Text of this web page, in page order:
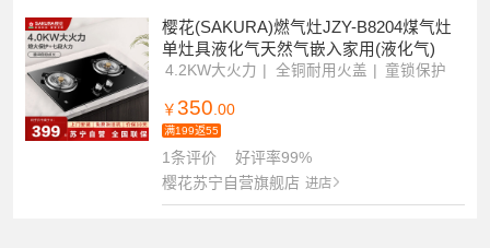
樱花(SAKURA)燃气灶JZY-B8204煤气灶
单灶具液化气天然气嵌入家用(液化气)
4.2KW大火力 全铜耐用火盖 童锁保护
￥ 350 .00
满199返55
1条评价
好评率99%
樱花苏宁自营旗舰店 进店